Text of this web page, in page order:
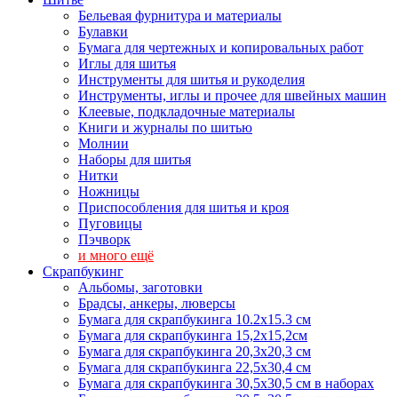
Бельевая фурнитура и материалы
Булавки
Бумага для чертежных и копировальных работ
Иглы для шитья
Инструменты для шитья и рукоделия
Инструменты, иглы и прочее для швейных машин
Клеевые, подкладочные материалы
Книги и журналы по шитью
Молнии
Наборы для шитья
Нитки
Ножницы
Приспособления для шитья и кроя
Пуговицы
Пэчворк
и много ещё
Скрапбукинг
Альбомы, заготовки
Брадсы, анкеры, люверсы
Бумага для скрапбукинга 10.2х15.3 см
Бумага для скрапбукинга 15,2х15,2см
Бумага для скрапбукинга 20,3х20,3 см
Бумага для скрапбукинга 22,5х30,4 см
Бумага для скрапбукинга 30,5х30,5 см в наборах